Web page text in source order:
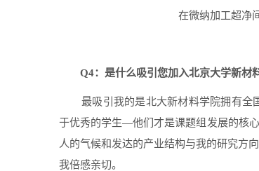
在微纳加工超净
Q4：是什么吸引您加入北京大学新材
最吸引我的是北大新材料学院拥有全
于优秀的学生—他们才是课题组发展的核
人的气候和发达的产业结构与我的研究方
我倍感亲切。